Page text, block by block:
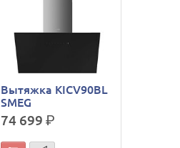
Вытяжка KICV90BL
SMEG
74 699 р.